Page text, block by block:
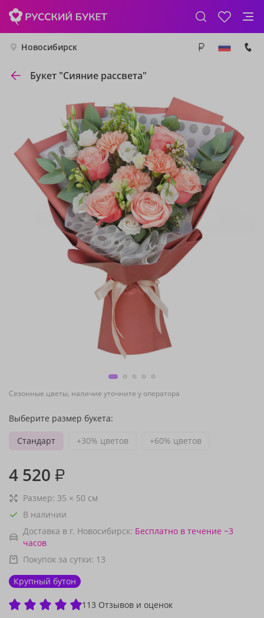
Новосибирск
Букет "Сияние рассвета"
Сезонные цветы, наличие уточните у оператора
Выберите размер букета:
Стандарт
+30% цветов +60% цветов
4 520 ₽
Размер: 35 × 50 см
В наличии
Доставка в г. Новосибирск: Бесплатно в течение ~3
часов
Покупок за сутки: 13
Крупный бутон
113 Отзывов и оценок